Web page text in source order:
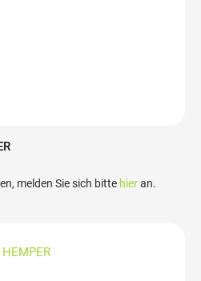
melden Sie sich bitte hieran.